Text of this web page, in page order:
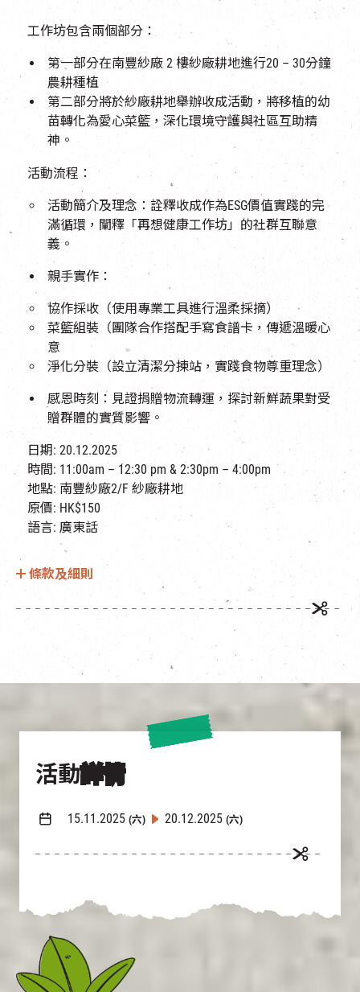
活動詳情
15.11.2025 (六) 20.12.2025 (六)
工作坊包含兩個部分：
第一部分在南豐紗廠 2 樓紗廠耕地進行20 – 30分鐘
農耕種植
第二部分將於紗廠耕地​舉辦收成活動，將移植的幼
苗轉化為愛心菜籃，深化環境守護與社區互助精
神。
活動流程：
活動簡介及理念：詮釋收成作為ESG價值實踐的完
滿循環，闡釋「再想健康工作坊」的社群互聯意
義。
親手實作：
協作採收（使用專業工具進行溫柔採摘）
菜籃組裝（團隊合作搭配手寫食譜卡，傳遞溫暖心
意
淨化分裝（設立清潔分揀站，實踐食物尊重理念）
感恩時刻：見證捐贈物流轉運，探討新鮮蔬果對受
贈群體的實質影響。
日期: 20.12.2025
時間: 11:00am – 12:30 pm & 2:30pm – 4:00pm
地點: 南豐紗廠2/F 紗廠耕地​
原價: HK$150
語言: 廣東話
條款及細則